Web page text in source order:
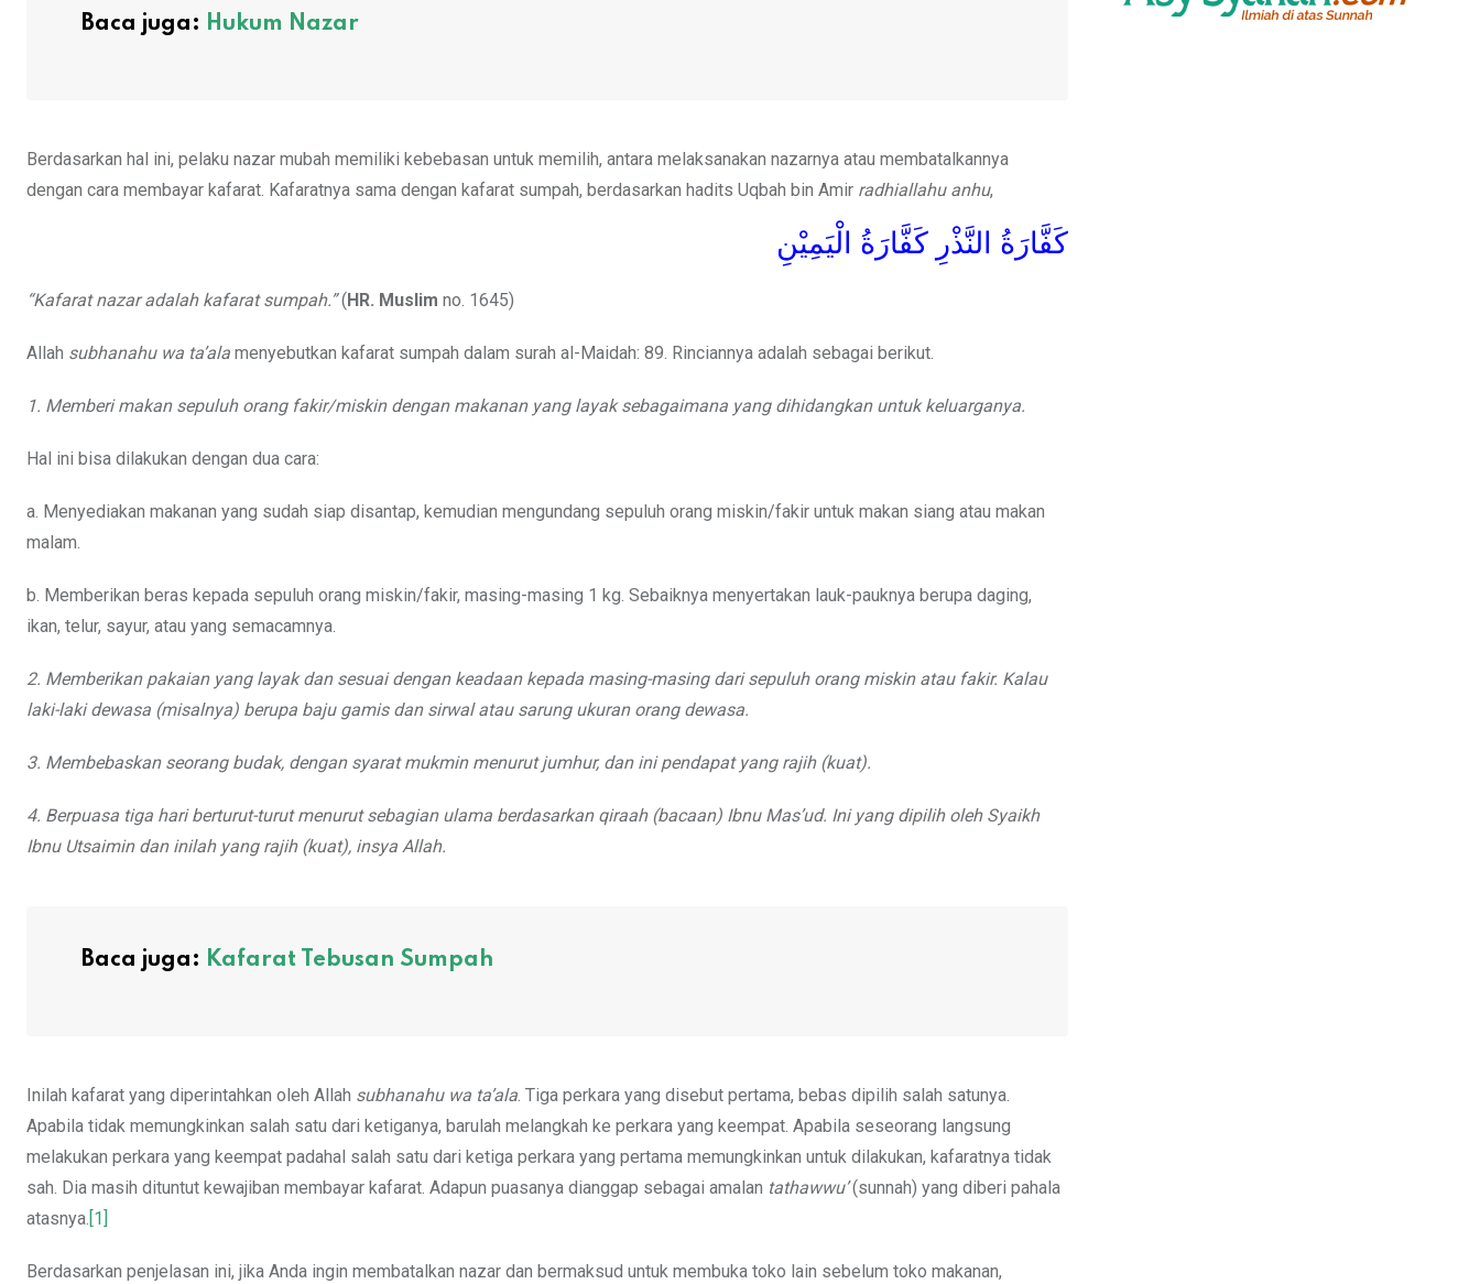
Baca juga: Hukum Nazar
Berdasarkan hal ini, pelaku nazar mubah memiliki kebebasan untuk memilih, antara melaksanakan nazarnya atau membatalkannya
dengan cara membayar kafarat. Kafaratnya sama dengan kafarat sumpah, berdasarkan hadits Uqbah bin Amir radhiallahu anhu,
كَفَّارَةُ النَّذْرِ كَفَّارَةُ الْيَمِيْنِ
“Kafarat nazar adalah kafarat sumpah.”( HR. Muslim no. 1645)
Allah subhanahu wa ta’ala menyebutkan kafarat sumpah dalam surah al-Maidah: 89. Rinciannya adalah sebagai berikut.
1. Memberi makan sepuluh orang fakir/miskin dengan makanan yang layak sebagaimana yang dihidangkan untuk keluarganya.
Hal ini bisa dilakukan dengan dua cara:
a. Menyediakan makanan yang sudah siap disantap, kemudian mengundang sepuluh orang miskin/fakir untuk makan siang atau makan
malam.
b. Memberikan beras kepada sepuluh orang miskin/fakir, masing-masing 1 kg. Sebaiknya menyertakan lauk-pauknya berupa daging,
ikan, telur, sayur, atau yang semacamnya.
2. Memberikan pakaian yang layak dan sesuai dengan keadaan kepada masing-masing dari sepuluh orang miskin atau fakir. Kalau
laki-laki dewasa (misalnya) berupa baju gamis dan sirwal atau sarung ukuran orang dewasa.
3. Membebaskan seorang budak, dengan syarat mukmin menurut jumhur, dan ini pendapat yang rajih (kuat).
4. Berpuasa tiga hari berturut-turut menurut sebagian ulama berdasarkan qiraah (bacaan) Ibnu Mas’ud. Ini yang dipilih oleh Syaikh
Ibnu Utsaimin dan inilah yang rajih (kuat), insya Allah.
Baca juga: Kafarat Tebusan Sumpah
Inilah kafarat yang diperintahkan oleh Allah subhanahu wa ta’ala. Tiga perkara yang disebut pertama, bebas dipilih salah satunya.
Apabila tidak memungkinkan salah satu dari ketiganya, barulah melangkah ke perkara yang keempat. Apabila seseorang langsung
melakukan perkara yang keempat padahal salah satu dari ketiga perkara yang pertama memungkinkan untuk dilakukan, kafaratnya tidak
sah. Dia masih dituntut kewajiban membayar kafarat. Adapun puasanya dianggap sebagai amalan tathawwu’(sunnah) yang diberi pahala
atasnya. [1]
Berdasarkan penjelasan ini, jika Anda ingin membatalkan nazar dan bermaksud untuk membuka toko lain sebelum toko makanan,